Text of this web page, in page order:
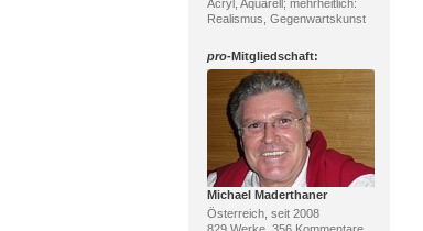
Acryl, Aquarell; mehrheitlich:
Realismus, Gegenwartskunst
pro-Mitgliedschaft:
Michael Maderthaner
Österreich, seit 2008